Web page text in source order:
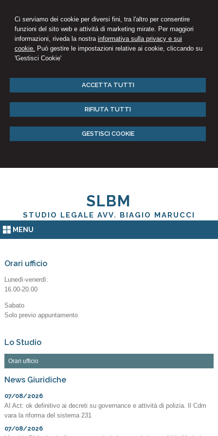
Ci serviamo dei cookie per diversi fini, tra l'altro per consentire
funzioni del sito web e attività di marketing mirate. Per maggiori
informazioni, riveda la nostra informativa sulla privacy e sui
cookie. Può gestire le impostazioni relative ai cookie, cliccando su
'Gestisci Cookie'
ACCETTA TUTTI
RIFIUTA TUTTI
GESTISCI COOKIE
SLBM
STUDIO LEGALE AVV. BIAGIO MARUCCI
MENU
Orari ufficio
Lunedì-venerdì:
16.00-20.00
Sabato
Solo previo appuntamento
Lo Studio
Orari ufficio
News Giuridiche
07/08/2026
AI Act: ok definitivo ai decreti su governance e attività di polizia. Il Cdm
vara la riforma del sistema 231
07/08/2026